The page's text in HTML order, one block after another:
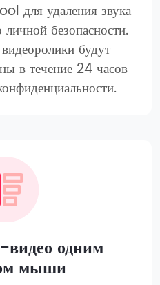
для удаления звука
безопасности.
будут
в течение 24 часов
одним
мыши